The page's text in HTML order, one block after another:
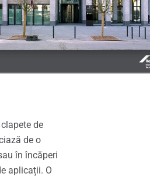
de
de o
în încăperi
aplicații. O